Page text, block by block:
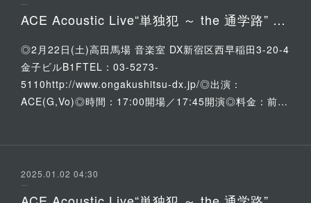
ACE Acoustic Live“単独犯 ～ the 通学路” 有観客＆配信 Unplugged Special
◎2月22日(土)高田馬場 音楽室 DX新宿区西早稲田3-20-4
金子ビルB1FTEL：03-5273-
5110http://www.ongakushitsu-dx.jp/◎出演：
ACE(G,Vo)◎時間：17:00開場／17:45開演◎料金：前…
2025.01.02 04:30